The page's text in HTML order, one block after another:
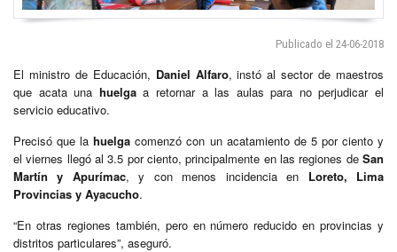
Publicado el 24-06-2018
El ministro de Educación, Daniel Alfaro, instó al sector de maestros
que acata una huelgaa retornar a las aulas para no perjudicar el
servicio educativo.
Precisó que lahuelga comenzó con un acatamiento de 5 por ciento y
el viernes llegó al 3.5 por ciento, principalmente en las regiones de San
Martín y Apurímac, y con menos incidencia en Loreto, Lima
Provincias y Ayacucho.
“En otras regiones también, pero en número reducido en provincias y
distritos particulares”, aseguró.